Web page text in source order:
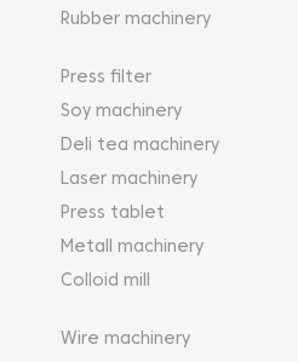
Rubber machinery
Press filter
Soy machinery
Deli tea machinery
Laser machinery
Press tablet
Metall machinery
Colloid mill
Wire machinery